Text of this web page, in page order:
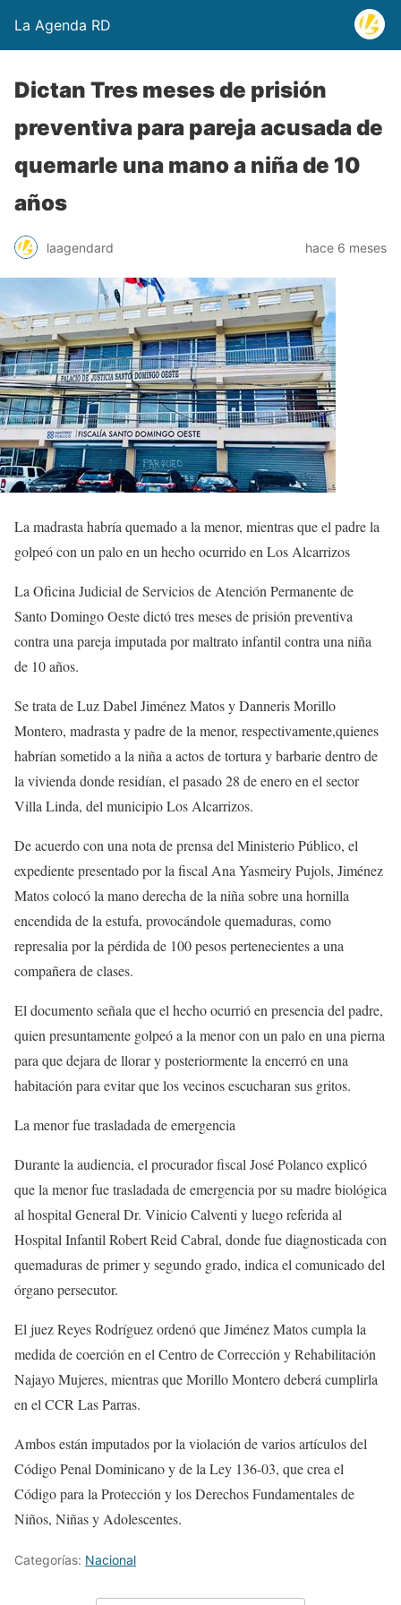
La Agenda RD
Dictan Tres meses de prisión
preventiva para pareja acusada de
quemarle una mano a niña de 10
años
laagendard hace 6 meses
La madrasta habría quemado a la menor, mientras que el padre la
golpeó con un palo en un hecho ocurrido en Los Alcarrizos
La Oficina Judicial de Servicios de Atención Permanente de
Santo Domingo Oeste dictó tres meses de prisión preventiva
contra una pareja imputada por maltrato infantil contra una niña
de 10 años.
Se trata de Luz Dabel Jiménez Matos y Danneris Morillo
Montero, madrasta y padre de la menor, respectivamente,quienes
habrían sometido a la niña a actos de tortura y barbarie dentro de
la vivienda donde residían, el pasado 28 de enero en el sector
Villa Linda, del municipio Los Alcarrizos.
De acuerdo con una nota de prensa del Ministerio Público, el
expediente presentado por la fiscal Ana Yasmeiry Pujols, Jiménez
Matos colocó la mano derecha de la niña sobre una hornilla
encendida de la estufa, provocándole quemaduras, como
represalia por la pérdida de 100 pesos pertenecientes a una
compañera de clases.
El documento señala que el hecho ocurrió en presencia del padre,
quien presuntamente golpeó a la menor con un palo en una pierna
para que dejara de llorar y posteriormente la encerró en una
habitación para evitar que los vecinos escucharan sus gritos.
La menor fue trasladada de emergencia
Durante la audiencia, el procurador fiscal José Polanco explicó
que la menor fue trasladada de emergencia por su madre biológica
al hospital General Dr. Vinicio Calventi y luego referida al
Hospital Infantil Robert Reid Cabral, donde fue diagnosticada con
quemaduras de primer y segundo grado, indica el comunicado del
órgano persecutor.
El juez Reyes Rodríguez ordenó que Jiménez Matos cumpla la
medida de coerción en el Centro de Corrección y Rehabilitación
Najayo Mujeres, mientras que Morillo Montero deberá cumplirla
en el CCR Las Parras.
Ambos están imputados por la violación de varios artículos del
Código Penal Dominicano y de la Ley 136-03, que crea el
Código para la Protección y los Derechos Fundamentales de
Niños, Niñas y Adolescentes.
Categorías: Nacional